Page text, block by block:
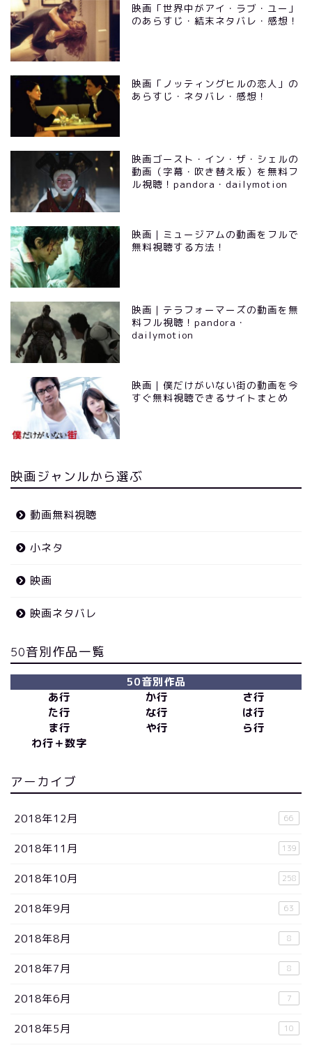
映画「世界中がアイ・ラブ・ユー」
のあらすじ・結末ネタバレ・感想！
映画「ノッティングヒルの恋人」の
あらすじ・ネタバレ・感想！
映画ゴースト・イン・ザ・シェルの
動画（字幕・吹き替え版）を無料フ
ル視聴！pandora・dailymotion
映画｜ミュージアムの動画をフルで
無料視聴する方法！
映画｜テラフォーマーズの動画を無
料フル視聴！pandora・
dailymotion
映画｜僕だけがいない街の動画を今
すぐ無料視聴できるサイトまとめ
映画ジャンルから選ぶ
動画無料視聴
小ネタ
映画
映画ネタバレ
50音別作品一覧
50音別作品
あ行
か行
さ行
た行
な行
は行
ま行
や行
ら行
わ行＋数字
アーカイブ
2018年12月 66
2018年11月 139
2018年10月 258
2018年9月 63
2018年8月 8
2018年7月 8
2018年6月 7
2018年5月 10